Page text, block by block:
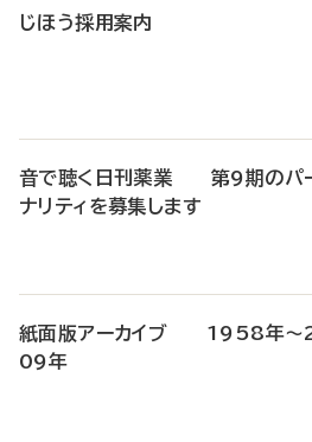
じほう採用案内
音で聴く日刊薬業 第9期のパ
ナリティを募集します
紙面版アーカイブ 1958年～
09年